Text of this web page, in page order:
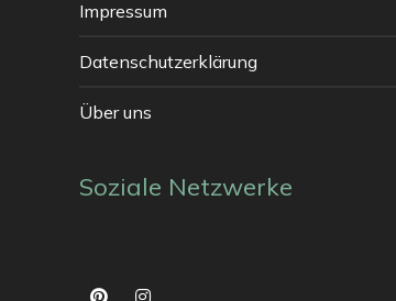
Impressum
Datenschutzerklärung
Über uns
Soziale Netzwerke